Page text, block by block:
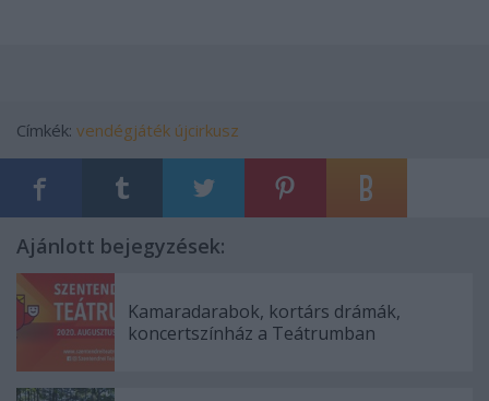
Címkék: vendégjáték újcirkusz
Ajánlott bejegyzések:
Kamaradarabok, kortárs drámák,
koncertszínház a Teátrumban